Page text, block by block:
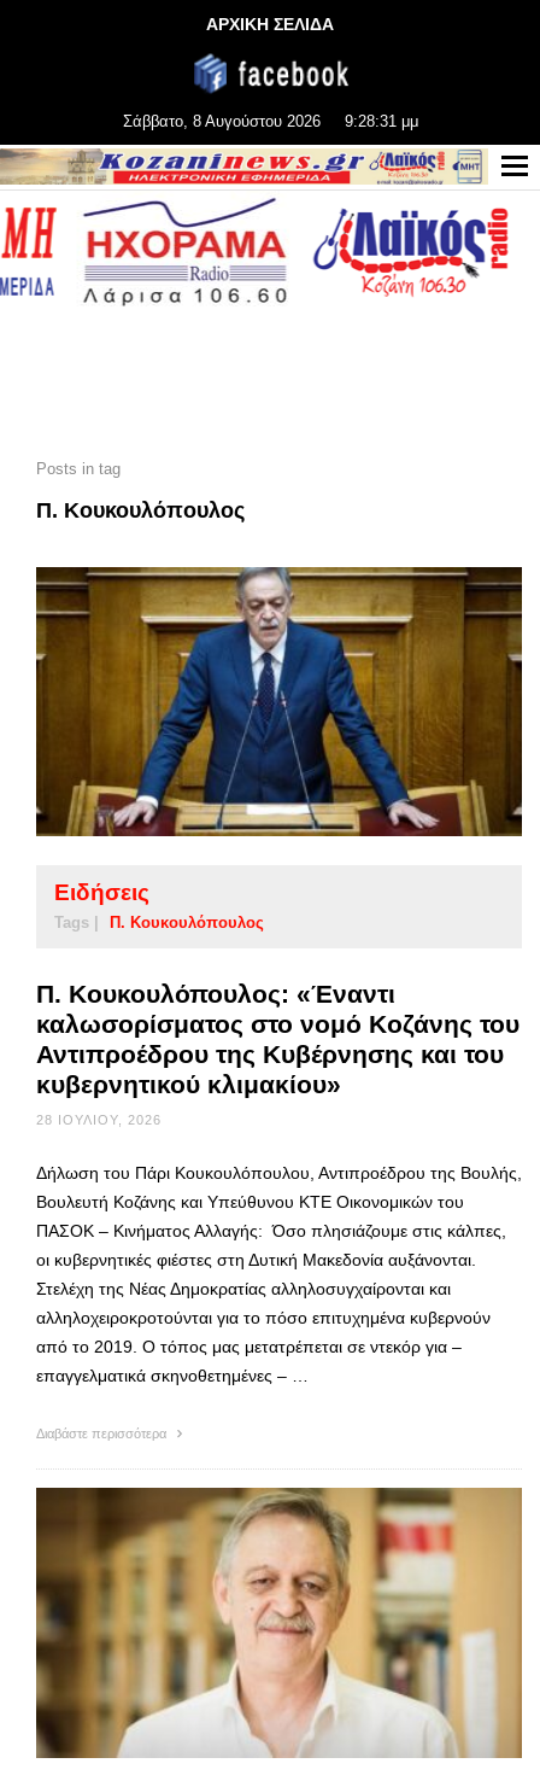
ΑΡΧΙΚΗ ΣΕΛΙΔΑ
Σάββατο, 8 Αυγούστου 2026 9:28:33 μμ
Posts in tag
Π. Κουκουλόπουλος
Ειδήσεις
Tags | Π. Κουκουλόπουλος
Π. Κουκουλόπουλος: «Έναντι
καλωσορίσματος στο νομό Κοζάνης του
Αντιπροέδρου της Κυβέρνησης και του
κυβερνητικού κλιμακίου»
28 ΙΟΥΛΊΟΥ, 2026
Δήλωση του Πάρι Κουκουλόπουλου, Αντιπροέδρου της Βουλής,
Βουλευτή Κοζάνης και Υπεύθυνου ΚΤΕ Οικονομικών του
ΠΑΣΟΚ – Κινήματος Αλλαγής: Όσο πλησιάζουμε στις κάλπες,
οι κυβερνητικές φιέστες στη Δυτική Μακεδονία αυξάνονται.
Στελέχη της Νέας Δημοκρατίας αλληλοσυγχαίρονται και
αλληλοχειροκροτούνται για το πόσο επιτυχημένα κυβερνούν
από το 2019. Ο τόπος μας μετατρέπεται σε ντεκόρ για –
επαγγελματικά σκηνοθετημένες – …
Διαβάστε περισσότερα